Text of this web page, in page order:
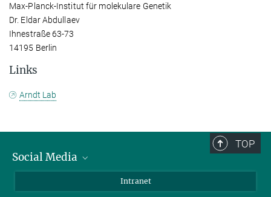
Max-Planck-Institut für molekulare Genetik
Dr. Eldar Abdullaev
Ihnestraße 63-73
14195 Berlin
Links
Arndt Lab
TOP
Social Media
Intranet